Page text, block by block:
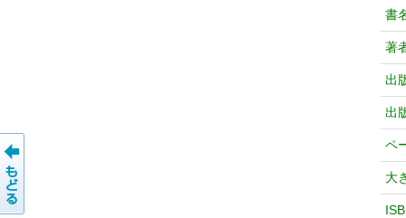
書
著
出
出
ペ
大